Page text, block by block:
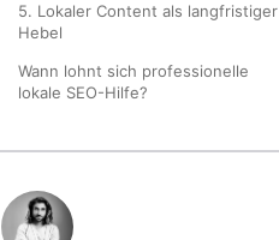
5. Lokaler Content als langfristiger
Hebel
Wann lohnt sich professionelle
lokale SEO-Hilfe?